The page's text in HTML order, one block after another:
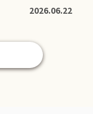
2026.06.22